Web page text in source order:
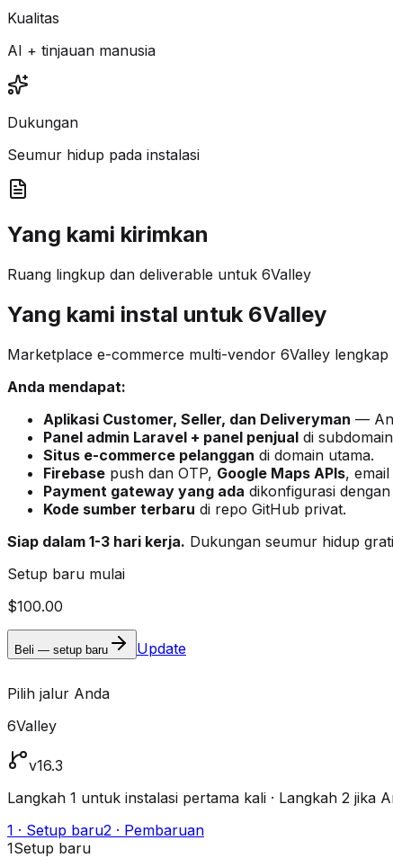
Kualitas
AI + tinjauan manusia
Dukungan
Seumur hidup pada instalasi
Yang kami kirimkan
Ruang lingkup dan deliverable untuk 6Valley
Yang kami instal untuk 6Valley
Marketplace e-commerce multi-vendor 6Valley
Anda mendapat:
Aplikasi Customer, Seller, dan Deliveryman —
Panel admin Laravel + panel penjual di
Situs e-commerce pelanggan di domain utama.
Firebase push dan OTP, Google Maps APIs,
Payment gateway yang ada dikonfigurasi
Kode sumber terbaru di repo GitHub privat.
Siap dalam 1-3 hari kerja. Dukungan seumur hidup
Setup baru mulai
$100.00
Beli — setup baru Update
Pilih jalur Anda
6Valley
v16.3
Langkah 1 untuk instalasi pertama kali · Langkah 2 jika
1 · Setup baru2 · Pembaruan
1Setup baru